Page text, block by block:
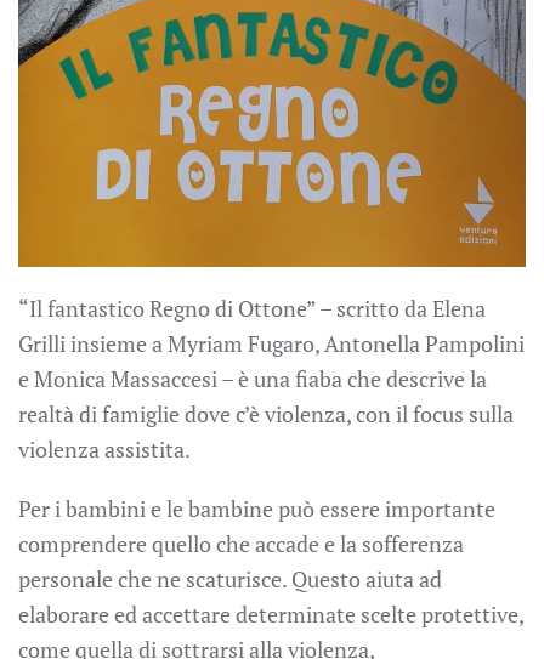
“Il fantastico Regno di Ottone” – scritto da Elena
Grilli insieme a Myriam Fugaro, Antonella Pampolini
e Monica Massaccesi – è una fiaba che descrive la
realtà di famiglie dove c’è violenza, con il focus sulla
violenza assistita.
Per i bambini e le bambine può essere importante
comprendere quello che accade e la sofferenza
personale che ne scaturisce. Questo aiuta ad
elaborare ed accettare determinate scelte protettive,
come quella di sottrarsi alla violenza,